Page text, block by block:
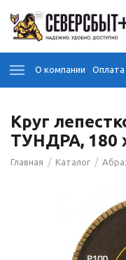
О компании Оплата
Круг
ТУНДРА, 180
Главная / Каталог /